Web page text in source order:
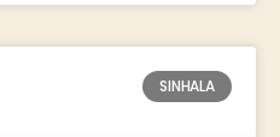
SINHALA